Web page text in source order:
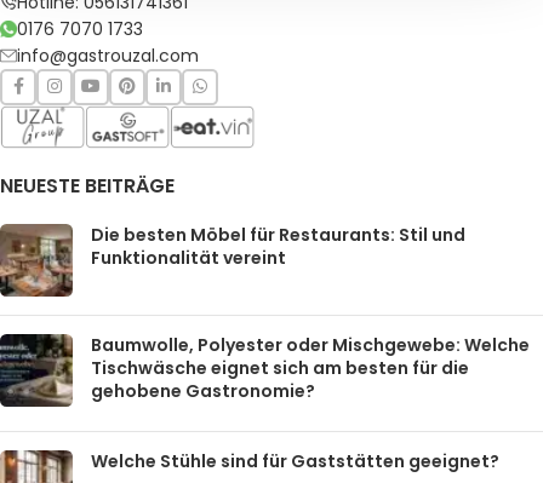
0176 7070 1733
info@gastrouzal.com
NEUESTE BEITRÄGE
Die besten Möbel für Restaurants: Stil und
Funktionalität vereint
Baumwolle, Polyester oder Mischgewebe: Welche
Tischwäsche eignet sich am besten für die
gehobene Gastronomie?
Welche Stühle sind für Gaststätten geeignet?